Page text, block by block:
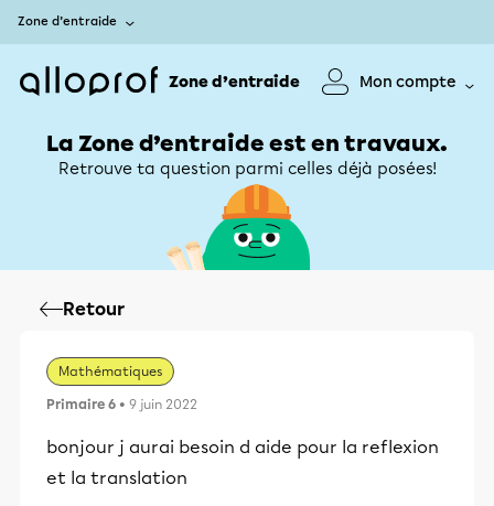
Zone d’entraide
Zone d’entraide Mon compte
La Zone d’entraide est en travaux.
Retrouve ta question parmi celles déjà posées!
Retour
Mathématiques
Primaire 6 • 9 juin 2022
bonjour j aurai besoin d aide pour la reflexion
et la translation